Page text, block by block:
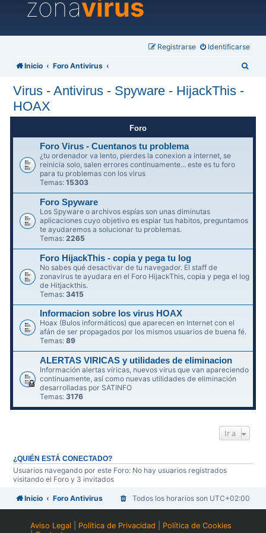
zonavirus
Identificarse
Registrarse
Inicio Foro Antivirus
Virus - Antivirus - Spyware - HijackThis -
HOAX
Foro
Foro Virus - Cuentanos tu problema
¿tu ordenador va lento, pierdes la conexion a internet, se
reinicia solo, salen errores continuamente... este es tu foro
para tu problemas con los virus
Temas:15303
Foro Spyware
Los Spyware o archivos espías son unas diminutas
aplicaciones cuyo objetivo es espiar tus habitos, preguntamos
te ayudaremos a solucionar tu problemas.
Temas:2265
Foro HijackThis - copia y pega tu log
No sabes qué desactivar de tu navegador. El staff de
zonavirus te ayudara en el Foro HijackThis, copia y pega el log
de Hitjackthis.
Temas: 3415
Informacion sobre los virus HOAX
Hoax (Bulos informáticos) que aparecen en Internet con el
afán de ser propagados por los mismos usuarios de buena fé.
Temas:89
ALERTAS VIRICAS y utilidades de eliminacion
Información alertas víricas, nuevos virus que van apareciendo
continuamente, así como nuevas utilidades de eliminación
desarrolladas por SATINFO
Temas:3176
Ir a
¿QUIÉN ESTÁ CONECTADO?
Usuarios navegando por este Foro: No hay usuarios registrados
visitando el Foro y 3 invitados
Inicio Foro Antivirus Todos los horarios son UTC+02:00
Aviso Legal Política de Privacidad
Política de Cookies